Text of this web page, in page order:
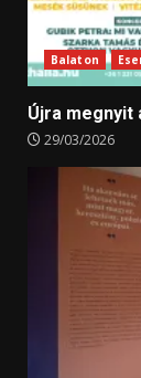
Balaton
Újra megnyit
29/03/2026